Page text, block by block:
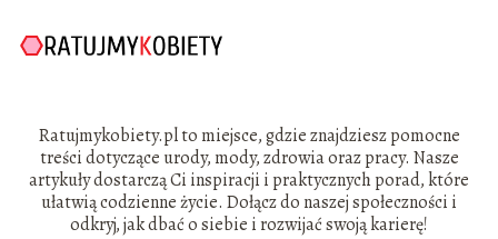
Ratujmykobiety.pl to miejsce, gdzie znajdziesz pomocne
treści dotyczące urody, mody, zdrowia oraz pracy. Nasze
artykuły dostarczą Ci inspiracji i praktycznych porad, które
ułatwią codzienne życie. Dołącz do naszej społeczności i
odkryj, jak dbać o siebie i rozwijać swoją karierę!